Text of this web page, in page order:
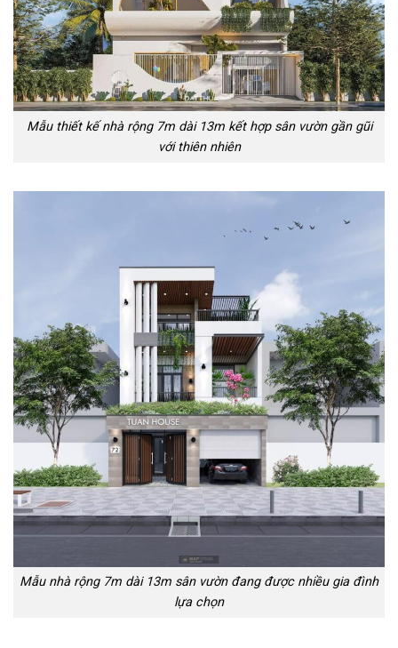
Mẫu thiết kế nhà rộng 7m dài 13m kết hợp sân vườn gần gũi
với thiên nhiên
Mẫu nhà rộng 7m dài 13m sân vườn đang được nhiều gia đình
lựa chọn